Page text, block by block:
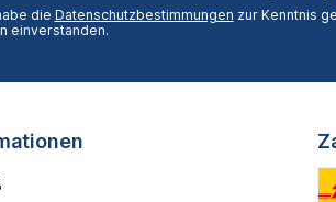
die Datenschutzbestimmungen zur Kenntnis
einverstanden.